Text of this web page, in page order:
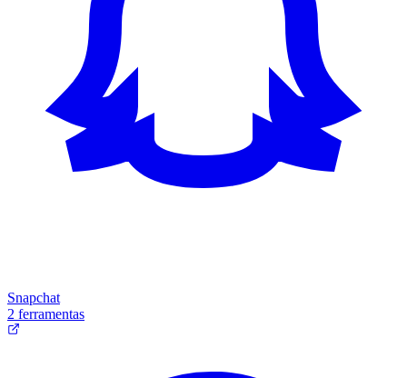
Snapchat
2 ferramentas